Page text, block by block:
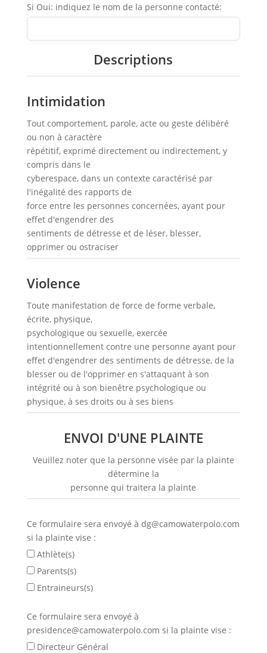
Si Oui: indiquez le nom de la personne contacté:
Descriptions
Intimidation
Tout comportement, parole, acte ou geste délibéré
ou non à caractère
répétitif, exprimé directement ou indirectement, y
compris dans le
cyberespace, dans un contexte caractérisé par
l'inégalité des rapports de
force entre les personnes concernées, ayant pour
effet d'engendrer des
sentiments de détresse et de léser, blesser,
opprimer ou ostraciser
Violence
Toute manifestation de force de forme verbale,
écrite, physique,
psychologique ou sexuelle, exercée
intentionnellement contre une personne ayant pour
effet d'engendrer des sentiments de détresse, de la
blesser ou de l'opprimer en s'attaquant à son
intégrité ou à son bienêtre psychologique ou
physique, à ses droits ou à ses biens
ENVOI D'UNE PLAINTE
Veuillez noter que la personne visée par la plainte
détermine la
personne qui traitera la plainte
Ce formulaire sera envoyé à dg@camowaterpolo.com
si la plainte vise :
Athlète(s)
Parents(s)
Entraineurs(s)
Ce formulaire sera envoyé à
presidence@camowaterpolo.com si la plainte vise :
Directeur Général